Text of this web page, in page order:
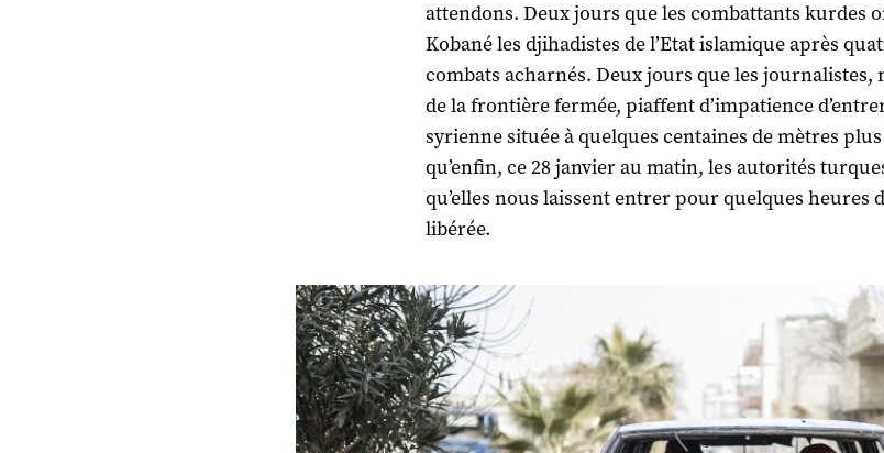
attendons. Deux jours que les combattants kurdes
Kobané les djihadistes de l’Etat islamique après
combats acharnés. Deux jours que les journalistes,
de la frontière fermée, piaffent d’impatience
syrienne située à quelques centaines de mètres
qu’enfin, ce 28 janvier au matin, les autorités
qu’elles nous laissent entrer pour quelques heures
libérée.